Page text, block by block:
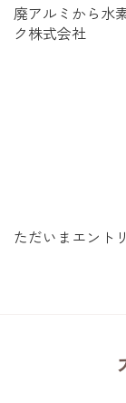
廃アルミから水
ク株式会社
ただいまエント